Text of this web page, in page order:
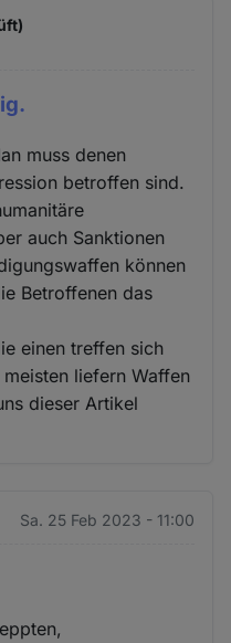
muss denen
betroffen sind.
auch Sanktionen
können
Betroffenen das
einen treffen sich
liefern Waffen
dieser Artikel
Sa. 25 Feb 2023 - 11:00